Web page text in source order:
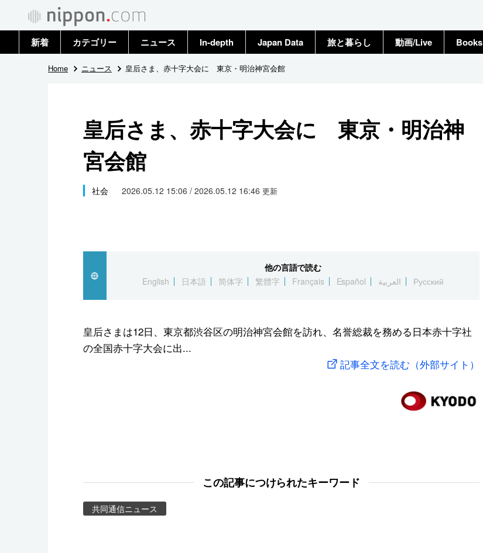
新着 カテゴリー
政治・外交
国際
社会
文化
スポーツ・東京2020
ニュース
トップ
In-depth Japan Data 旅と暮らし 動画/Live Books
Home ニュース 皇后さま、赤十字大会に 東京・明治神宮会館
皇后さま、赤十字大会に 東京・明治神
宮会館
社会 2026.05.12 15:06 / 2026.05.12 16:46 更新
他の言語で読む
English
日本語 简体字 繁體字 Français Español العربية Русский
皇后さまは12日、東京都渋谷区の明治神宮会館を訪れ、名誉総裁を務める日本赤十字社
の全国赤十字大会に出...
記事全文を読む（外部サイト）
この記事につけられたキーワード
共同通信ニュース